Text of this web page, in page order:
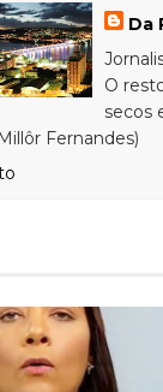
Da
O
secos
Fernandes)